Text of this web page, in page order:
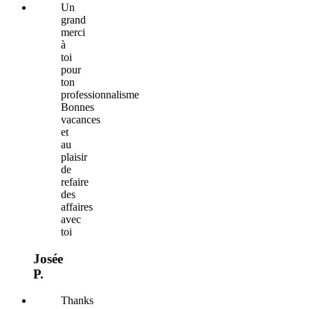
Un
grand
merci
à
toi
pour
ton
professionnalisme
Bonnes
vacances
et
au
plaisir
de
refaire
des
affaires
avec
toi
Josée
P.
Thanks